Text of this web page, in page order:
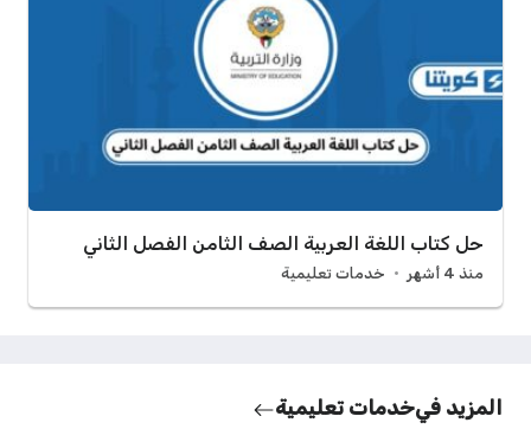
حل كتاب اللغة العربية الصف الثامن الفصل الثاني
منذ 4 أشهر خدمات تعليمية
المزيد فيخدمات تعليمية